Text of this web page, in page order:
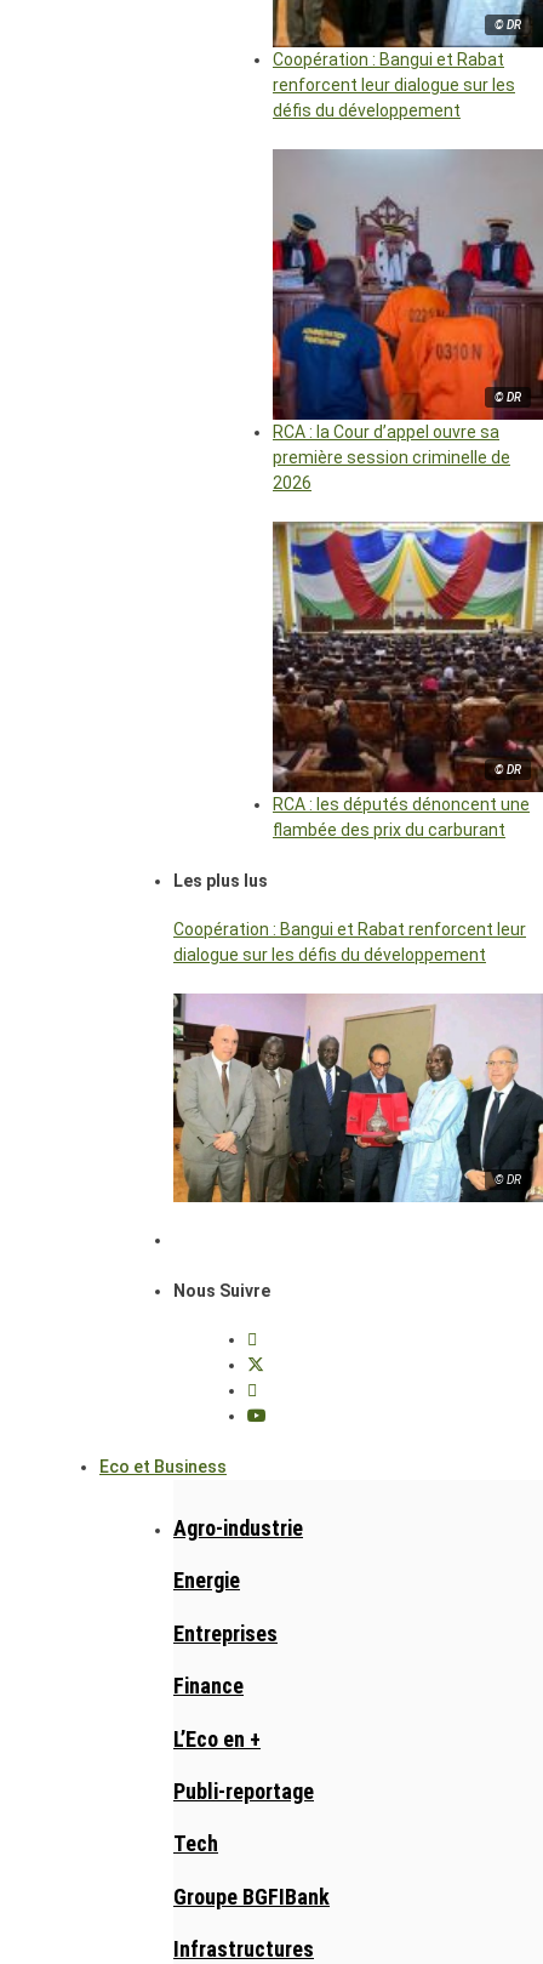
© DR
Coopération : Bangui et Rabat
renforcent leur dialogue sur les
défis du développement
© DR
RCA : la Cour d’appel ouvre sa
première session criminelle de
2026
© DR
RCA : les députés dénoncent une
flambée des prix du carburant
Les plus lus
Coopération : Bangui et Rabat renforcent leur
dialogue sur les défis du développement
© DR
Nous Suivre
Eco et Business
Agro-industrie
Energie
Entreprises
Finance
L’Eco en +
Publi-reportage
Tech
Groupe BGFIBank
Infrastructures